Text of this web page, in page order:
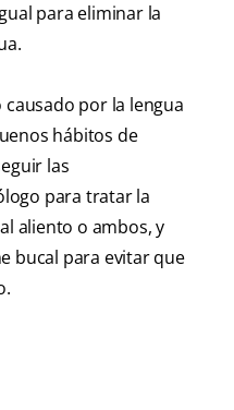
para eliminar la
por la lengua
hábitos de
las
para tratar la
aliento o ambos, y
bucal para evitar que